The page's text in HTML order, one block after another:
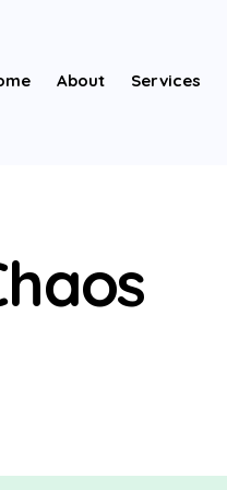
About Services